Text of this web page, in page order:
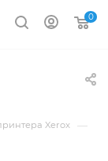
0
Xerox —